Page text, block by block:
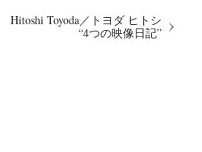
Hitoshi Toyoda／トヨダ ヒトシ
“4つの映像日記”